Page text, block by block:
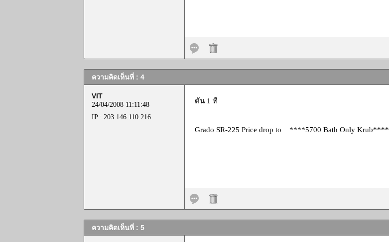
ความคิดเห็นที่ : 4
VIT
24/04/2008 11:11:48
IP : 203.146.110.216
ดัน 1 ที
Grado SR-225 Price drop to ****5700 Bath Only Krub****
ความคิดเห็นที่ : 5